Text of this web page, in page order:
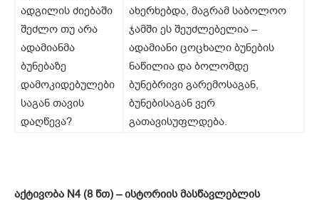
ადგილის ძიებაში
შეძლო თუ არა
ადამიანმა
ბუნებაზე
დამოკიდებულები
საგან თავის
დაღწევა?
ახერხებდა, მაგრამ საბოლოო
ჯამში ეს შეუძლებელია –
ადამიანი ცოცხალი ბუნების
ნაწილია და ბოლომდე
ბუნებრივი გარემოსაგან,
ბუნებისაგან ვერ
გათავისუფლდება.
აქტივობა N4 (8 წთ) – ისტორიის მასწავლებლის